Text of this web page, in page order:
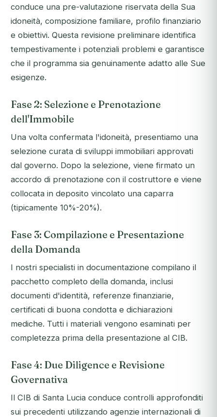
conduce una pre-valutazione riservata della Sua
idoneità, composizione familiare, profilo finanziario
e obiettivi. Questa revisione preliminare identifica
tempestivamente i potenziali problemi e garantisce
che il programma sia genuinamente adatto alle Sue
esigenze.
Fase 2: Selezione e Prenotazione
dell'Immobile
Una volta confermata l'idoneità, presentiamo una
selezione curata di sviluppi immobiliari approvati
dal governo. Dopo la selezione, viene firmato un
accordo di prenotazione con il costruttore e viene
collocata in deposito vincolato una caparra
(tipicamente 10%-20%).
Fase 3: Compilazione e Presentazione
della Domanda
I nostri specialisti in documentazione compilano il
pacchetto completo della domanda, inclusi
documenti d'identità, referenze finanziarie,
certificati di buona condotta e dichiarazioni
mediche. Tutti i materiali vengono esaminati per
completezza prima della presentazione al CIB.
Fase 4: Due Diligence e Revisione
Governativa
Il CIB di Santa Lucia conduce controlli approfonditi
sui precedenti utilizzando agenzie internazionali di